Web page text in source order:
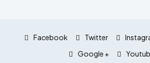
Facebook Twitter
Google +